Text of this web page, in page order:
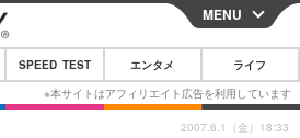
CLOSE
MENU
SPEED TEST エンタメ ライフ
2007.6.1（金）18:33